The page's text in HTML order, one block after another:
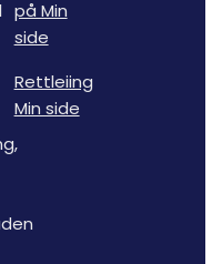
på Min
side
Rettleiing
Min side